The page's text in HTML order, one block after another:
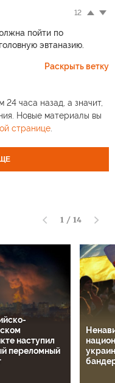
12
пойти по
эвтаназию.
Раскрыть ветку
24 часа назад, а значит,
Новые материалы вы
странице.
1 / 14
наступил
переломный